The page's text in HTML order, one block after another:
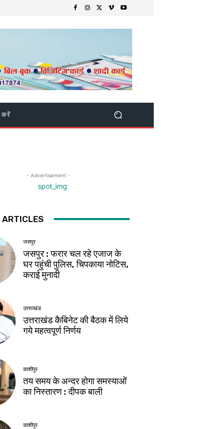
करें
- Advertisement -
जसपुर
जसपुर : फरार चल रहे एजाज के
घर पहुंची पुलिस, चिपकाया नोटिस,
कराई मुनादी
उत्तराखंड
उत्तराखंड कैबिनेट की बैठक में लिये
गये महत्वपूर्ण निर्णय
काशीपुर
तय समय के अन्दर होगा समस्याओं
का निस्तारण : दीपक बाली
काशीपुर